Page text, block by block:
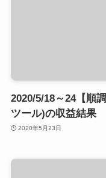
2020/5/18～24【順
ツール)の収益結果
2020年5月23日